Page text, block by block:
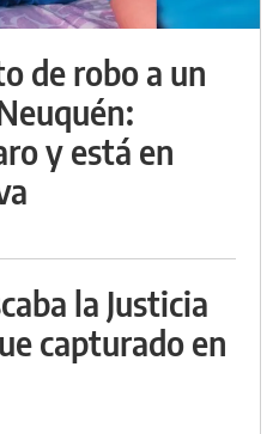
de robo a un
y está en
la Justicia
capturado en